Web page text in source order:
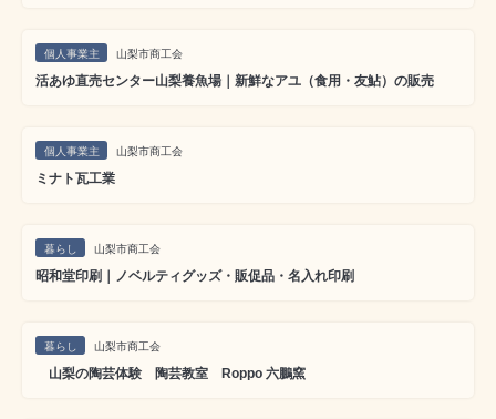
個人事業主 山梨市商工会
活あゆ直売センター山梨養魚場｜新鮮なアユ（食用・友鮎）の販売
個人事業主 山梨市商工会
ミナト瓦工業
暮らし 山梨市商工会
昭和堂印刷｜ノベルティグッズ・販促品・名入れ印刷
暮らし 山梨市商工会
山梨の陶芸体験 陶芸教室 Roppo 六鵬窯